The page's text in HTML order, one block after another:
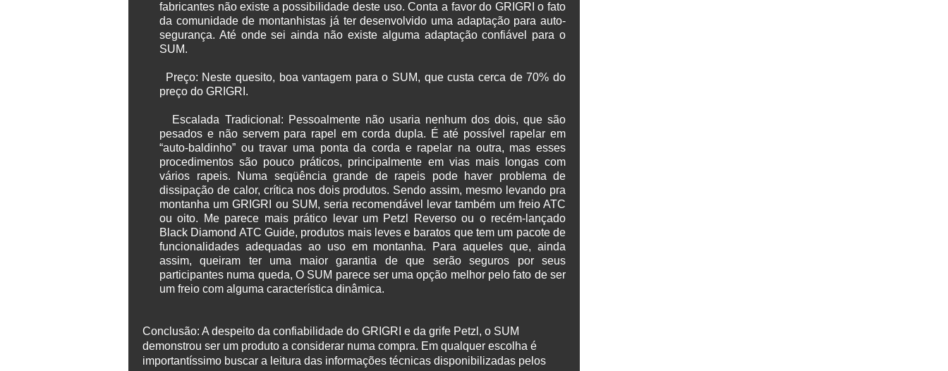
fabricantes não existe a possibilidade deste uso. Conta a favor do GRIGRI o fato
da comunidade de montanhistas já ter desenvolvido uma adaptação para auto-
segurança. Até onde sei ainda não existe alguma adaptação confiável para o
SUM.
Preço: Neste quesito, boa vantagem para o SUM, que custa cerca de 70% do
preço do GRIGRI.
Escalada Tradicional : Pessoalmente não usaria nenhum dos dois, que são
pesados e não servem para rapel em corda dupla. É até possível rapelar em
“auto-baldinho” ou travar uma ponta da corda e rapelar na outra, mas esses
procedimentos são pouco práticos, principalmente em vias mais longas com
vários rapeis. Numa seqüência grande de rapeis pode haver problema de
dissipação de calor, crítica nos dois produtos. Sendo assim, mesmo levando pra
montanha um GRIGRI ou SUM, seria recomendável levar também um freio ATC
ou oito. Me parece mais prático levar um Petzl Reverso ou o recém-lançado
Black Diamond ATC Guide, produtos mais leves e baratos que tem um pacote de
funcionalidades adequadas ao uso em montanha. Para aqueles que, ainda
assim, queiram ter uma maior garantia de que serão seguros por seus
participantes numa queda, O SUM parece ser uma opção melhor pelo fato de ser
um freio com alguma característica dinâmica.
Conclusão: A despeito da confiabilidade do GRIGRI e da grife Petzl, o SUM
demonstrou ser um produto a considerar numa compra. Em qualquer escolha é
importantíssimo buscar a leitura das informações técnicas disponibilizadas pelos